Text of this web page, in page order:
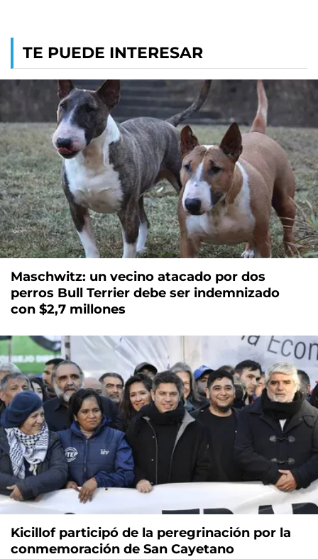
TE PUEDE INTERESAR
Maschwitz: un vecino atacado por dos
perros Bull Terrier debe ser indemnizado
con $2,7 millones
Kicillof participó de la peregrinación por la
conmemoración de San Cayetano